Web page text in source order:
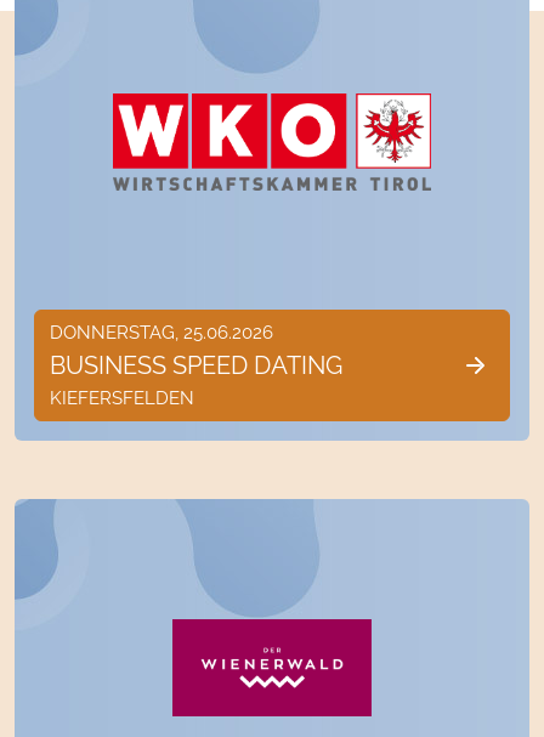
DONNERSTAG, 25.06.2026
BUSINESS SPEED DATING
KIEFERSFELDEN